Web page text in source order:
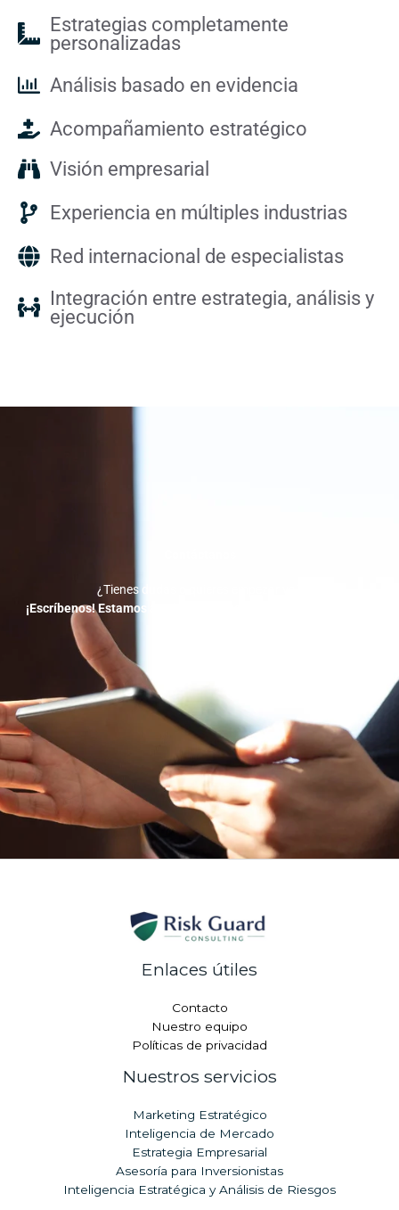
Estrategias completamente
personalizadas
Análisis basado en evidencia
Acompañamiento estratégico
Visión empresarial
Experiencia en múltiples industrias
Red internacional de especialistas
Integración entre estrategia, análisis y
ejecución
¿Tienes dudas o quieres empezar ya?
¡Escríbenos! Estamos a solo un mensaje de ayudarte a crecer.
Enlaces útiles
Contacto
Nuestro equipo
Políticas de privacidad
Nuestros servicios
Marketing Estratégico
Inteligencia de Mercado
Estrategia Empresarial
Asesoría para Inversionistas
Inteligencia Estratégica y Análisis de Riesgos